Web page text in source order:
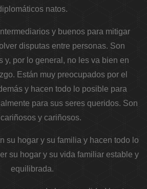
natos.
y buenos para mitigar
disputas entre personas. Son
y, por lo general, no les va bien en
Están muy preocupados por el
y hacen todo lo posible para
para sus seres queridos. Son
y cariñosos.
su hogar y su familia y hacen todo lo
su hogar y su vida familiar estable y
equilibrada.